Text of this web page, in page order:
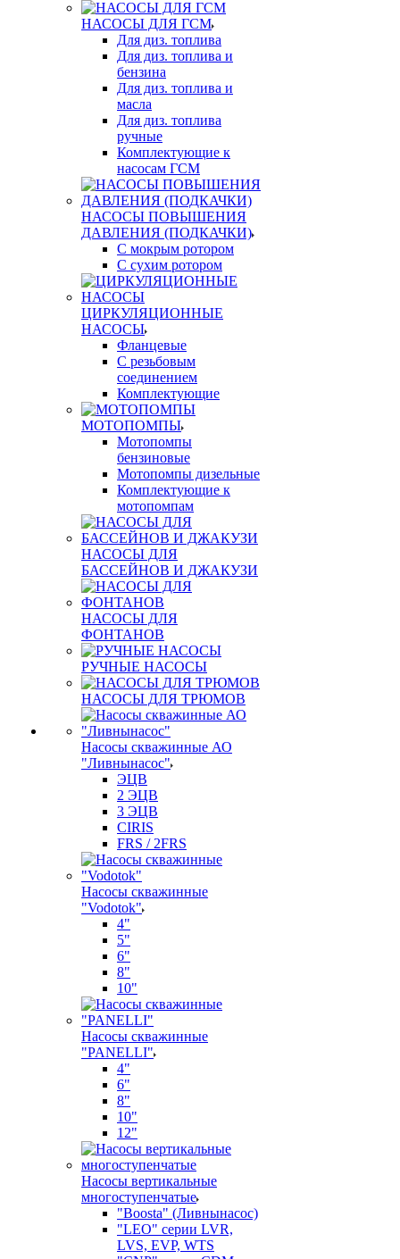
НАСОСЫ ДЛЯ ГСМ
Для диз. топлива
Для диз. топлива и
бензина
Для диз. топлива и
масла
Для диз. топлива
ручные
Комплектующие к
насосам ГСМ
НАСОСЫ ПОВЫШЕНИЯ
ДАВЛЕНИЯ (ПОДКАЧКИ)
С мокрым ротором
С сухим ротором
ЦИРКУЛЯЦИОННЫЕ
НАСОСЫ
Фланцевые
С резьбовым
соединением
Комплектующие
МОТОПОМПЫ
Мотопомпы
бензиновые
Мотопомпы дизельные
Комплектующие к
мотопомпам
НАСОСЫ ДЛЯ
БАССЕЙНОВ И ДЖАКУЗИ
НАСОСЫ ДЛЯ
ФОНТАНОВ
РУЧНЫЕ НАСОСЫ
НАСОСЫ ДЛЯ ТРЮМОВ
Насосы скважинные АО
"Ливнынасос"
ЭЦВ
2 ЭЦВ
3 ЭЦВ
CIRIS
FRS / 2FRS
Насосы скважинные
"Vodotok"
4"
5"
6"
8"
10"
Насосы скважинные
"PANELLI"
4"
6"
8"
10"
12"
Насосы вертикальные
многоступенчатые
"Boosta" (Ливнынасос)
"LEO" серии LVR,
LVS, EVP, WTS